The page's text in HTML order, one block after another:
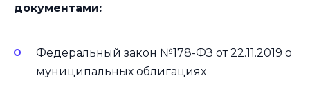
документами:
Федеральный закон №178-ФЗ от 22.11.2019 о
муниципальных облигациях